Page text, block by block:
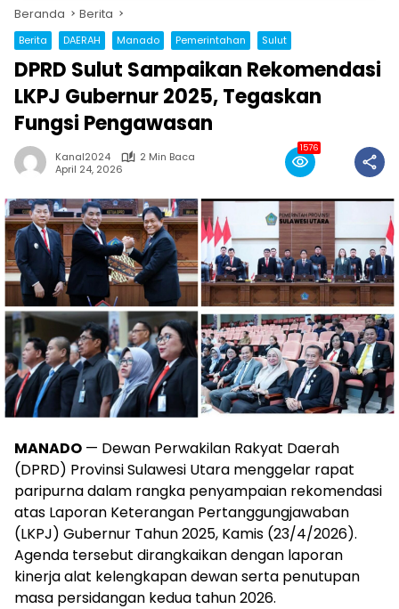
Beranda Berita
Berita DAERAH Manado Pemerintahan Sulut
DPRD Sulut Sampaikan Rekomendasi
LKPJ Gubernur 2025, Tegaskan
Fungsi Pengawasan
Kanal2024
2 Min Baca
April 24, 2026
1576
MANADO — Dewan Perwakilan Rakyat Daerah
(DPRD) Provinsi Sulawesi Utara menggelar rapat
paripurna dalam rangka penyampaian rekomendasi
atas Laporan Keterangan Pertanggungjawaban
(LKPJ) Gubernur Tahun 2025, Kamis (23/4/2026).
Agenda tersebut dirangkaikan dengan laporan
kinerja alat kelengkapan dewan serta penutupan
masa persidangan kedua tahun 2026.